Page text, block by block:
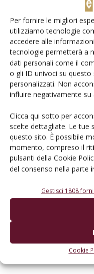
Per fornire le migliori
utilizziamo tecnologie
accedere alle
tecnologie permetterà a
dati personali come il
o gli ID univoci su
personalizzati. Non
influire negativamente
Clicca qui sotto per
scelte dettagliate. Le tue
questo sito. È possibile
momento, compreso il
pulsanti della Cookie
del consenso nella parte
Gestisci 1808
Cookie
Catalogo
Un modo
I consigli di